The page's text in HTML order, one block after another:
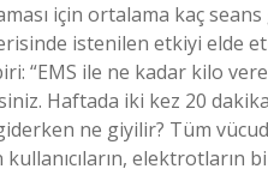
için ortalama kaç
istenilen etkiyi elde
“EMS ile ne kadar kilo
Haftada iki kez 20
ne giyilir? Tüm
elektrotların